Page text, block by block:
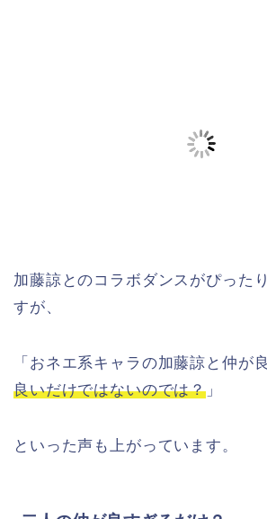
加藤諒とのコラボダンスがぴった
すが、
「おネエ系キャラの加藤諒と仲が
良いだけではないのでは？ 」
といった声も上がっています。